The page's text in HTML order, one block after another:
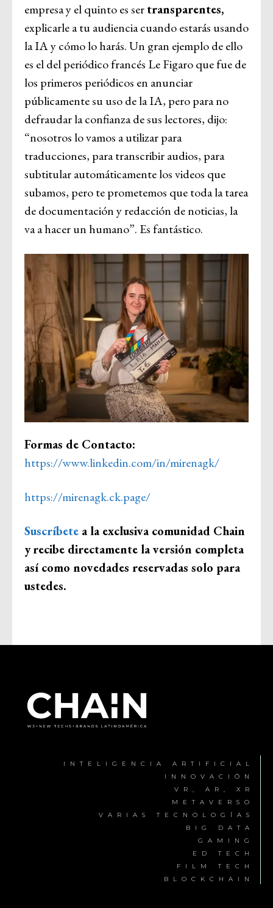
empresa y el quinto es sertransparentes,
explicarle a tu audiencia cuando estarás usando
la IA y cómo lo harás. Un gran ejemplo de ello
es el del periódico francés Le Figaro que fue de
los primeros periódicos en anunciar
públicamente su uso de la IA, pero para no
defraudar la confianza de sus lectores, dijo:
“nosotros lo vamos a utilizar para
traducciones, para transcribir audios, para
subtitular automáticamente los videos que
subamos, pero te prometemos que toda la tarea
de documentación y redacción de noticias, la
va a hacer un humano”. Es fantástico.
Formas de Contacto:
https://www.linkedin.com/in/mirenagk/
https://mirenagk.ck.page/
Suscríbete a la exclusiva comunidad Chain
yrecibe directamente la versión completa
así como novedades reservadas solo para
ustedes.
INTELIGENCIA ARTIFICIAL
INNOVACIÓN
VR, AR, XR
METAVERSO
VARIAS TECNOLOGÍAS
BIG DATA
GAMING
ED TECH
FILM TECH
BLOCKCHAIN